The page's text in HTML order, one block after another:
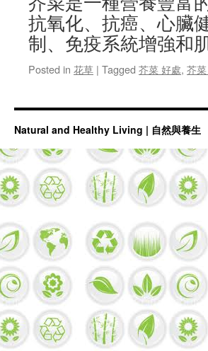
抗氧化、抗癌、心臟
制、免疫系統增強和
Posted in 花草 | Tagged 芥菜 好處, 芥
Natural and Healthy Living | 自然與養生